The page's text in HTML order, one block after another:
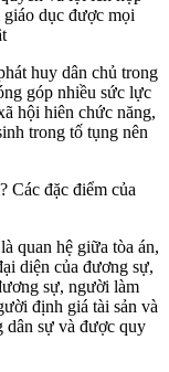
giáo dục được mọi
huy dân chủ trong
góp nhiều sức lực
hội hiên chức năng,
trong tố tụng nên
Các đặc điểm của
quan hệ giữa tòa án,
diện của đương sự,
sự, người làm
định giá tài sản và
dân sự và được quy